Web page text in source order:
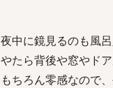
夜中に鏡見るのも風
やたら背後や窓やド
もちろん零感なので